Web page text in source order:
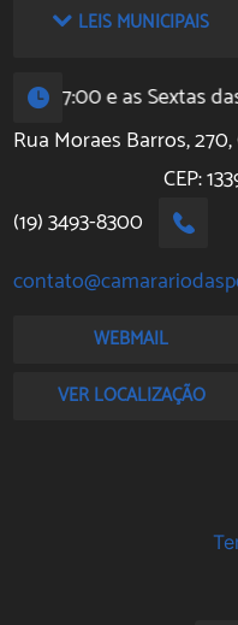
LEIS MUNICIPAIS
e as Sextas das
Rua Moraes Barros,
CEP:
(19) 3493-8300
WEBMAIL
VER LOCALIZAÇÃO